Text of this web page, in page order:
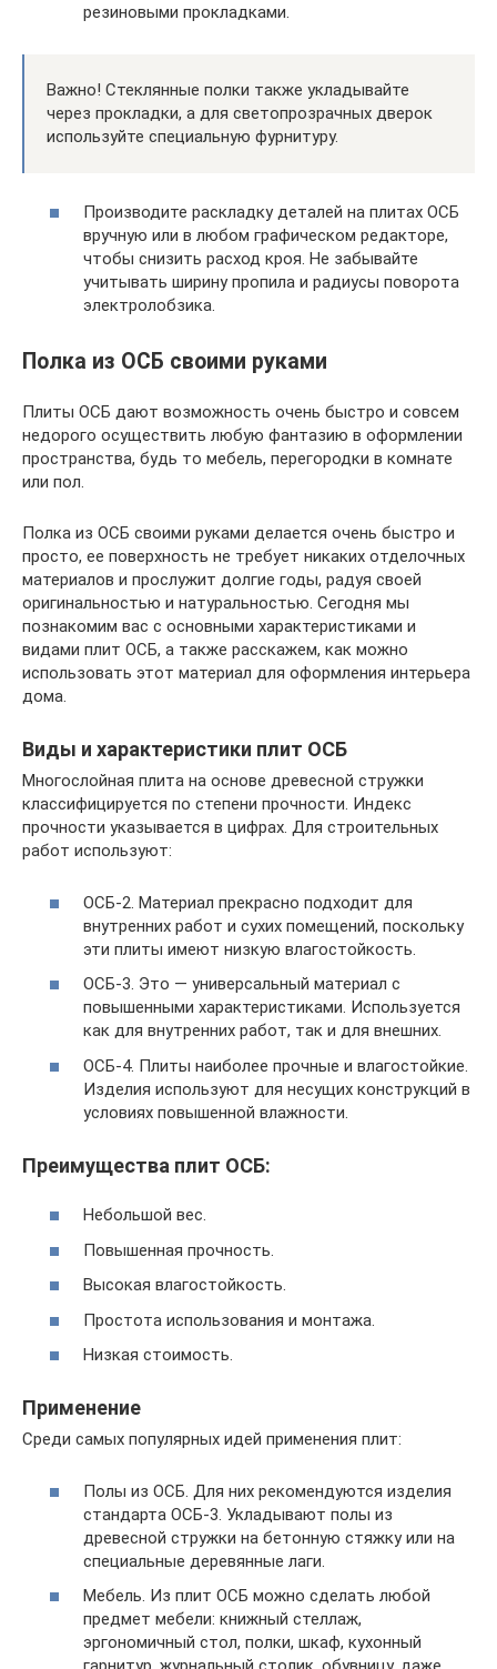
резиновыми прокладками.
Важно! Стеклянные полки также укладывайте
через прокладки, а для светопрозрачных дверок
используйте специальную фурнитуру.
Производите раскладку деталей на плитах ОСБ
вручную или в любом графическом редакторе,
чтобы снизить расход кроя. Не забывайте
учитывать ширину пропила и радиусы поворота
электролобзика.
Полка из ОСБ своими руками
Плиты ОСБ дают возможность очень быстро и совсем
недорого осуществить любую фантазию в оформлении
пространства, будь то мебель, перегородки в комнате
или пол.
Полка из ОСБ своими руками делается очень быстро и
просто, ее поверхность не требует никаких отделочных
материалов и прослужит долгие годы, радуя своей
оригинальностью и натуральностью. Сегодня мы
познакомим вас с основными характеристиками и
видами плит ОСБ, а также расскажем, как можно
использовать этот материал для оформления интерьера
дома.
Виды и характеристики плит ОСБ
Многослойная плита на основе древесной стружки
классифицируется по степени прочности. Индекс
прочности указывается в цифрах. Для строительных
работ используют:
ОСБ-2. Материал прекрасно подходит для
внутренних работ и сухих помещений, поскольку
эти плиты имеют низкую влагостойкость.
ОСБ-3. Это — универсальный материал с
повышенными характеристиками. Используется
как для внутренних работ, так и для внешних.
ОСБ-4. Плиты наиболее прочные и влагостойкие.
Изделия используют для несущих конструкций в
условиях повышенной влажности.
Преимущества плит ОСБ:
Небольшой вес.
Повышенная прочность.
Высокая влагостойкость.
Простота использования и монтажа.
Низкая стоимость.
Применение
Среди самых популярных идей применения плит:
Полы из ОСБ. Для них рекомендуются изделия
стандарта ОСБ-3. Укладывают полы из
древесной стружки на бетонную стяжку или на
специальные деревянные лаги.
Мебель. Из плит ОСБ можно сделать любой
предмет мебели: книжный стеллаж,
эргономичный стол, полки, шкаф, кухонный